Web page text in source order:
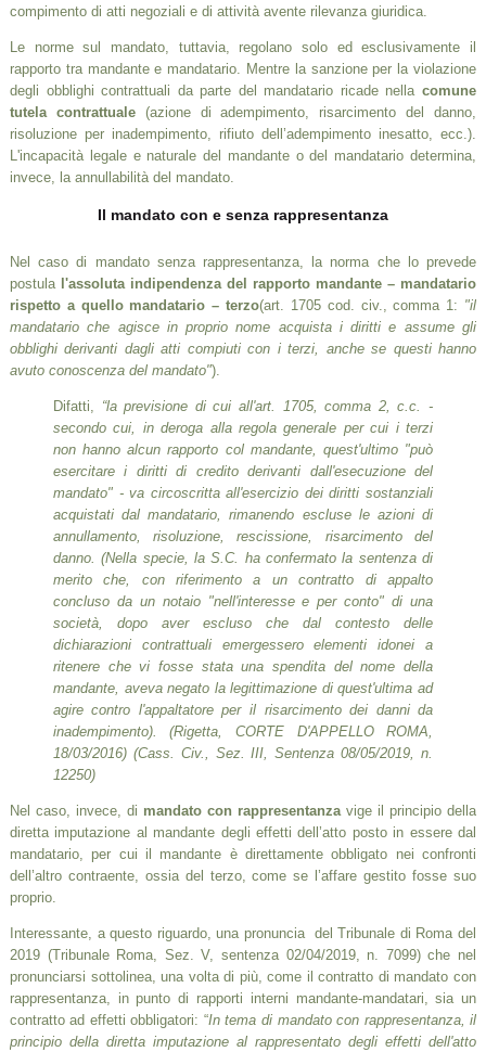
compimento di atti negoziali e di attività avente rilevanza giuridica.
Le norme sul mandato, tuttavia, regolano solo ed esclusivamente il
rapporto tra mandante e mandatario. Mentre la sanzione per la violazione
degli obblighi contrattuali da parte del mandatario ricade nellacomune
tutela contrattuale(azione di adempimento, risarcimento del danno,
risoluzione per inadempimento, rifiuto dell’adempimento inesatto, ecc.).
L'incapacità legale e naturale del mandante o del mandatario determina,
invece, la annullabilità del mandato.
Il mandato con e senza rappresentanza
Nel caso di mandato senza rappresentanza, la norma che lo prevede
postula l'assoluta indipendenza del rapporto mandante – mandatario
rispetto a quello mandatario – terzo(art. 1705 cod. civ., comma 1: "il
mandatario che agisce in proprio nome acquista i diritti e assume gli
obblighi derivanti dagli atti compiuti con i terzi, anche se questi hanno
avuto conoscenza del mandato").
Difatti, “la previsione di cui all'art. 1705, comma 2, c.c. -
secondo cui, in deroga alla regola generale per cui i terzi
non hanno alcun rapporto col mandante, quest'ultimo "può
esercitare i diritti di credito derivanti dall'esecuzione del
mandato" - va circoscritta all'esercizio dei diritti sostanziali
acquistati dal mandatario, rimanendo escluse le azioni di
annullamento, risoluzione, rescissione, risarcimento del
danno. (Nella specie, la S.C. ha confermato la sentenza di
merito che, con riferimento a un contratto di appalto
concluso da un notaio "nell'interesse e per conto" di una
società, dopo aver escluso che dal contesto delle
dichiarazioni contrattuali emergessero elementi idonei a
ritenere che vi fosse stata una spendita del nome della
mandante, aveva negato la legittimazione di quest'ultima ad
agire contro l'appaltatore per il risarcimento dei danni da
inadempimento). (Rigetta, CORTE D'APPELLO ROMA,
18/03/2016) (Cass. Civ., Sez. III, Sentenza 08/05/2019, n.
12250)
Nel caso, invece, di mandato con rappresentanzavige il principio della
diretta imputazione al mandante degli effetti dell’atto posto in essere dal
mandatario, per cui il mandante è direttamente obbligato nei confronti
dell’altro contraente, ossia del terzo, come se l’affare gestito fosse suo
proprio.
Interessante, a questo riguardo, una pronuncia del Tribunale di Roma del
2019 (Tribunale Roma, Sez. V, sentenza 02/04/2019, n. 7099) che nel
pronunciarsi sottolinea, una volta di più, come il contratto di mandato con
rappresentanza, in punto di rapporti interni mandante-mandatari, sia un
contratto ad effetti obbligatori: “In tema di mandato con rappresentanza, il
principio della diretta imputazione al rappresentato degli effetti dell'atto